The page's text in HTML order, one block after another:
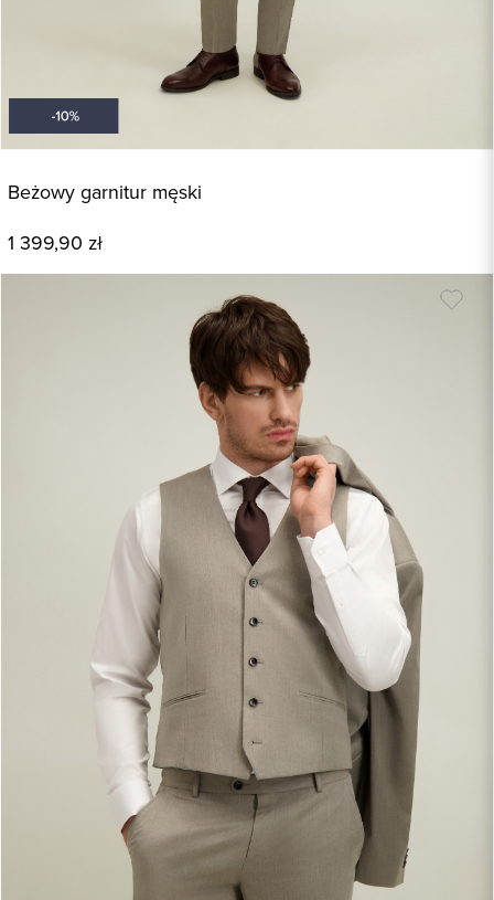
Beżowy garnitur męski
1 399,90 zł